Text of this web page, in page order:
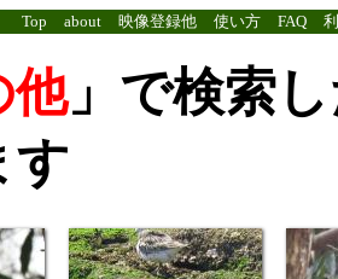
Top about 映像登録他 使い方 FAQ
他」で検索
す